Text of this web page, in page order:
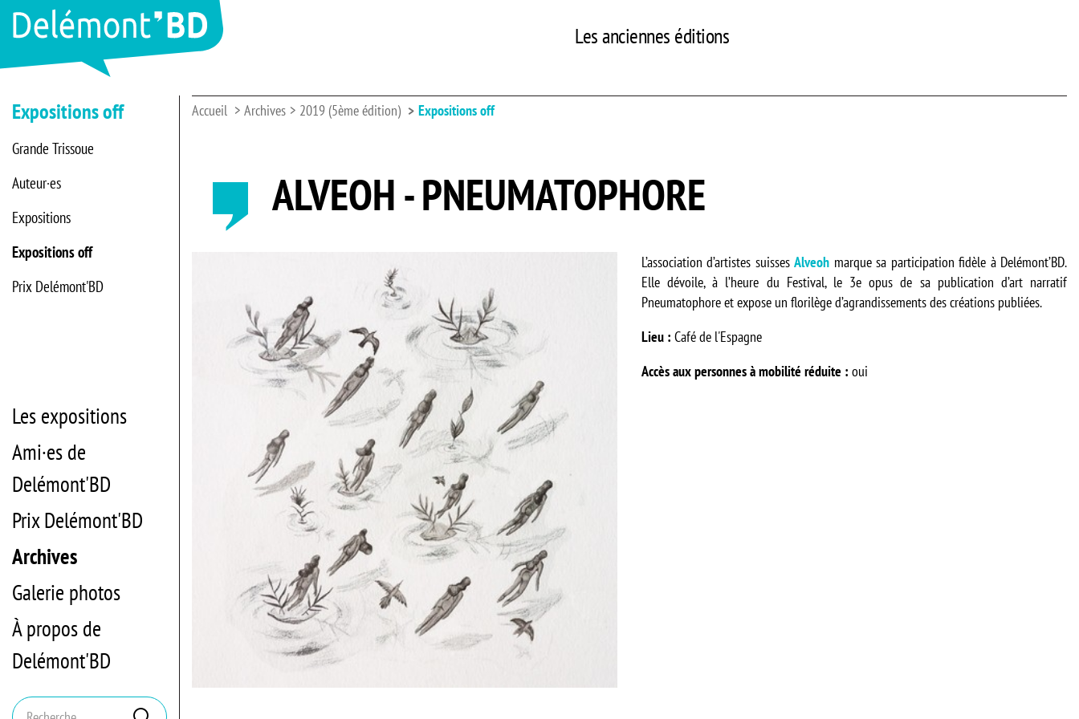
Les anciennes éditions
Expositions off
Grande Trissoue
Auteur·es
Expositions
Expositions off
Prix Delémont'BD
Les expositions
Ami·es de
Delémont'BD
Prix Delémont'BD
Archives
Galerie photos
À propos de
Delémont'BD
Mots
Accueil Archives 2019 (5ème édition) Expositions off
ALVEOH - PNEUMATOPHORE
L’association d’artistes suissesAlveoh marque sa participation fidèle à Delémont’BD.
Elle dévoile, à l’heure du Festival, le 3e opus de sa publication d’art narratif
Pneumatophore et expose un florilège d’agrandissements des créations publiées.
Lieu : Café de l'Espagne
Accès aux personnes à mobilité réduite : oui